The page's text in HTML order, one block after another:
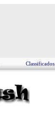
Classificados